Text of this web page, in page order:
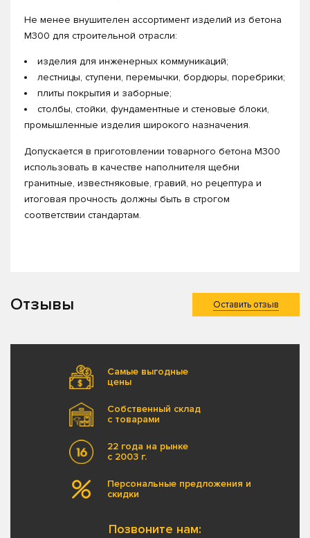
Не менее внушителен ассортимент изделий из бетона
М300 для строительной отрасли:
изделия для инженерных коммуникаций;
лестницы, ступени, перемычки, бордюры, поребрики;
плиты покрытия и заборные;
столбы, стойки, фундаментные и стеновые блоки,
промышленные изделия широкого назначения.
Допускается в приготовлении товарного бетона М300
использовать в качестве наполнителя щебни
гранитные, известняковые, гравий, но рецептура и
итоговая прочность должны быть в строгом
соответствии стандартам.
Отзывы Оставить отзыв
Самые выгодные
цены
Собственный склад
с товарами
22 года на рынке
с 2003 г.
Персональные предложения и
скидки
Позвоните нам: